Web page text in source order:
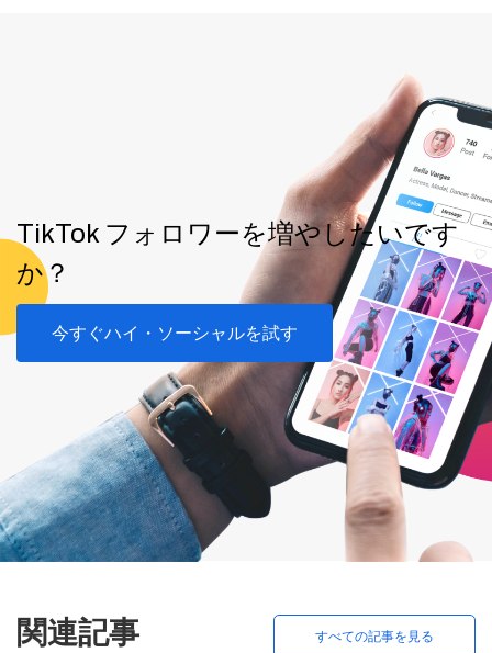
TikTok フォロワーを増やしたいです
か？
今すぐハイ・ソーシャルを試す
関連記事 すべての記事を見る